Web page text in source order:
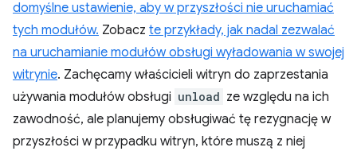
domyślne ustawienie, aby w przyszłości nie uruchamiać
tych modułów. Zobacz te przykłady, jak nadal zezwalać
na uruchamianie modułów obsługi wyładowania w swojej
witrynie. Zachęcamy właścicieli witryn do zaprzestania
używania modułów obsługi unload ze względu na ich
zawodność, ale planujemy obsługiwać tę rezygnację w
przyszłości w przypadku witryn, które muszą z niej